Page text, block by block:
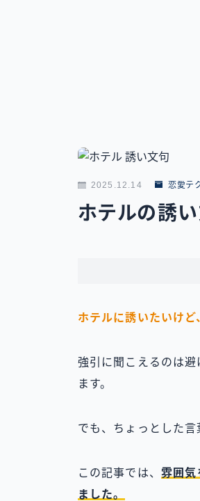
2025.12.14 恋愛テ
ホテルの誘
ホテルに誘いたいけ
強引に聞こえるのは
ます。
でも、ちょっとした言
この記事では、 雰囲気
ました。